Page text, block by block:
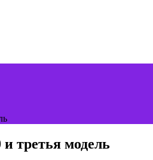
третья модель